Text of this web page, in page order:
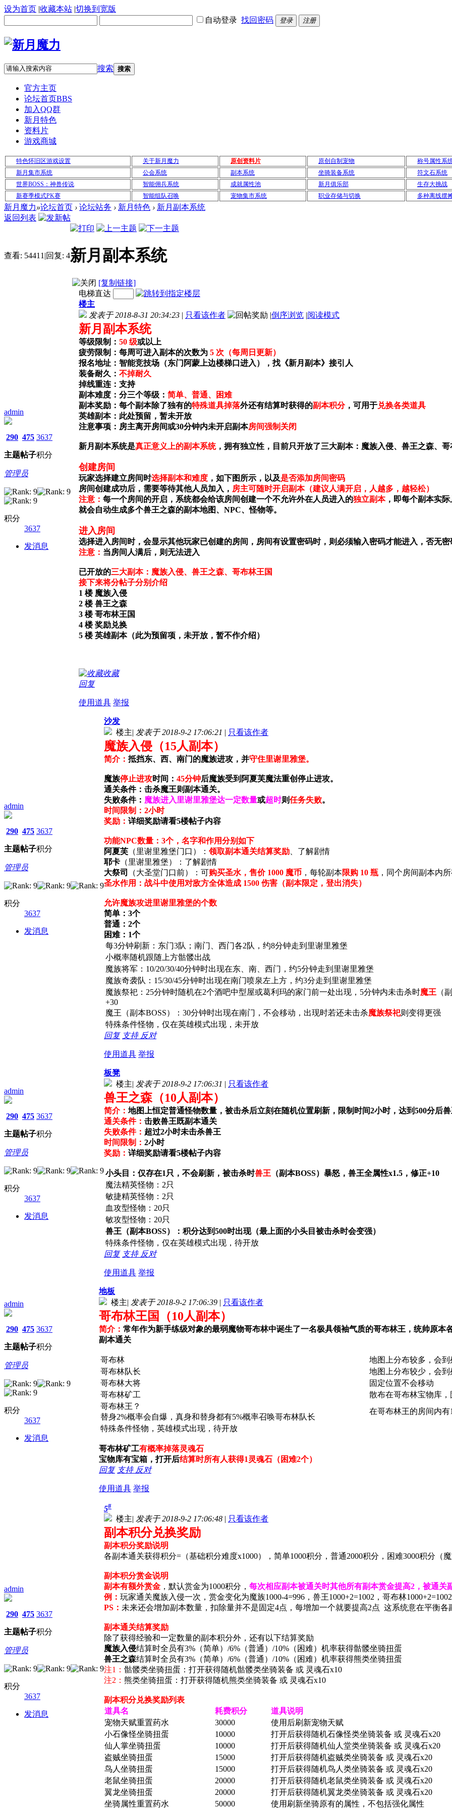
设为首页 |收藏本站 |切换到宽版
自动登录 找回密码 登录 注册
搜索 搜索
官方主页
论坛首页BBS
加入QQ群
新月特色
资料片
游戏商城
特色怀旧区游戏设置 关于新月魔力 原创资料片 原创自制宠物 称号属性系
新月集市系统
公会系统 副本系统 坐骑装备系统 符文石系统
世界BOSS：神兽传说
智能佣兵系统 成就属性池 新月俱乐部 生存大挑战
新赛季模式PK赛
智能组队召唤 宠物集市系统 职业存储与切换 多种离线摆
新月魔力»论坛首页 › 论坛站务 › 新月特色 › 新月副本系统
返回列表
查看: 54411 |回复: 4新月副本系统
[复制链接]
admin
290
主题
475
帖子
3637
积分
管理员
积分
3637
发消息
电梯直达
楼主
发表于 2018-8-31 20:34:23 | 只看该作者 |倒序浏览 |阅读模式
新月副本系统
等级限制： 50 级或以上
疲劳限制：每周可进入副本的次数为 5 次（每周日更新）
报名地址：智能竞技场（东门阿蒙上边楼梯口进入），找《新月副本》接引人
装备耐久： 不掉耐久
掉线重连：支持
副本难度：分三个等级： 简单、普通、困难
副本奖励：每个副本除了独有的特殊道具掉落外还有结算时获得的副本积分，可用于兑换各类道具
英雄副本：此处预留，暂未开放
注意事项：房主离开房间或30分钟内未开启副本房间强制关闭
新月副本系统是真正意义上的副本系统，拥有独立性，目前只开放了三大副本：魔族入侵、兽王之森、哥
创建房间
玩家选择建立房间时选择副本和难度 ，如下图所示，以及是否添加房间密码
房间创建成功后，需要等待其他人员加入， 房主可随时开启副本（建议人满开启，人越多，越轻松）
注意： 每一个房间的开启，系统都会给该房间创建一个不允许外在人员进入的独立副本，即每个副本实
就会自动生成多个兽王之森的副本地图、NPC、怪物等。
进入房间
选择进入房间时，会显示其他玩家已创建的房间，房间有设置密码时，则必须输入密码才能进入，否无密
注意： 当房间人满后，则无法进入
已开放的三大副本：魔族入侵、兽王之森、哥布林王国
接下来将分帖子分别介绍
1 楼 魔族入侵
2 楼 兽王之森
3 楼 哥布林王国
4 楼 奖励兑换
5 楼 英雄副本（此为预留项，未开放，暂不作介绍）
收藏
回复
使用道具 举报
admin
290
主题
475
帖子
3637
积分
管理员
积分
3637
发消息
沙发
楼主| 发表于 2018-9-2 17:06:21 | 只看该作者
魔族入侵（15人副本）
简介： 抵挡东、西、南门的魔族进攻，并守住里谢里雅堡。
魔族停止进攻时间： 45分钟后魔族受到阿夏芙魔法重创停止进攻。
通关条件：击杀魔王则副本通关。
失败条件： 魔族进入里谢里雅堡达一定数量或超时则任务失败。
时间限制：2小时
奖励： 详细奖励请看5楼帖子内容
功能NPC数量：3个，名字和作用分别如下
阿夏芙 （里谢里雅堡门口）： 领取副本通关结算奖励 、了解剧情
耶卡 （里谢里雅堡）：了解剧情
大祭司
（大圣堂门口前）：可购买圣水，售价 1000 魔币 ，每轮副本限购 10 瓶 ，同个房间副本内所
圣水作用：战斗中使用对敌方全体造成 1500 伤害（副本限定，登出消失）
允许魔族攻进里谢里雅堡的个数
简单：3个
普通：2个
困难：1个
每3分钟刷新：东门3队；南门、西门各2队，约8分钟走到里谢里雅堡
小概率随机跟随上方骷髅出战
魔族将军：10/20/30/40分钟时出现在东、南、西门，约5分钟走到里谢里雅堡
魔族奇袭队：15/30/45分钟时出现在南门喷泉左上方，约3分走到里谢里雅堡
魔族祭祀：25分钟时随机在2个酒吧中型屋或葛利玛的家门前一处出现，5分钟内未击杀时魔王 （
+30
魔王（副本BOSS）：30分钟时出现在南门，不会移动，出现时若还未击杀魔族祭祀则变得更强
特殊条件怪物，仅在英雄模式出现，未开放
回复 支持 反对
使用道具 举报
admin
290
主题
475
帖子
3637
积分
管理员
积分
3637
发消息
板凳
楼主| 发表于 2018-9-2 17:06:31 | 只看该作者
兽王之森（10人副本）
简介： 地图上恒定普通怪物数量，被击杀后立刻在随机位置刷新，限制时间2小时，达到500分后
通关条件： 击败兽王既副本通关
失败条件： 超过2小时未击杀兽王
时间限制： 2小时
奖励： 详细奖励请看5楼帖子内容
小头目：仅存在1只，不会刷新，被击杀时兽王 （副本BOSS）暴怒，兽王全属性x1.5，修正+10
魔法精英怪物：2只
敏捷精英怪物：2只
血攻型怪物：20只
敏攻型怪物：20只
兽王（副本BOSS）：积分达到500时出现（最上面的小头目被击杀时会变强）
特殊条件怪物，仅在英雄模式出现，待开放
回复 支持 反对
使用道具 举报
admin
290
主题
475
帖子
3637
积分
管理员
积分
3637
发消息
地板
楼主| 发表于 2018-9-2 17:06:39 | 只看该作者
哥布林王国（10人副本）
简介： 常年作为新手练级对象的最弱魔物哥布林中诞生了一名极具领袖气质的哥布林王，统帅原
副本通关
哥布林
地图上分布较多，会
哥布林队长
地图上分布较少，会
哥布林大将
固定位置不会移动
哥布林矿工
散布在哥布林宝物库
哥布林王？
替身2%概率会自爆，真身和替身都有5%概率召唤哥布林队长
在哥布林王的房间内
特殊条件怪物，英雄模式出现，待开放
哥布林矿工有概率掉落灵魂石
宝物库有宝箱，打开后结算时所有人获得1灵魂石（困难2个）
回复 支持 反对
使用道具 举报
admin
290
主题
475
帖子
3637
积分
管理员
积分
3637
发消息
5#
楼主| 发表于 2018-9-2 17:06:48 | 只看该作者
副本积分兑换奖励
副本积分奖励说明
各副本通关获得积分=（基础积分难度x1000），简单1000积分，普通2000积分，困难3000积分（魔
副本积分赏金说明
副本有额外赏金 ，默认赏金为1000积分， 每次相应副本被通关时其他所有副本赏金提高2，被通关
例： 玩家通关魔族入侵一次，赏金变化为魔族1000-4=996，兽王1000+2=1002，哥布林1000+2=1002
PS： 未来还会增加副本数量，扣除量并不是固定4点，每增加一个就要提高2点 这系统意在平衡各
副本通关结算奖励
除了获得经验和一定数量的副本积分外，还有以下结算奖励
魔族入侵结算时全员有3%（简单）/6%（普通）/10%（困难）机率获得骷髅坐骑扭蛋
兽王之森结算时全员有3%（简单）/6%（普通）/10%（困难）机率获得熊类坐骑扭蛋
注1： 骷髅类坐骑扭蛋：打开获得随机骷髅类坐骑装备 或 灵魂石x10
注2： 熊类坐骑扭蛋：打开获得随机熊类坐骑装备 或 灵魂石x10
副本积分兑换奖励列表
道具名
耗费积分
道具说明
宠物天赋重置药水
30000
使用后刷新宠物天赋
小石像怪坐骑扭蛋
10000
打开后获得随机石像怪类坐骑装备 或 灵魂石x20
仙人掌坐骑扭蛋
10000
打开后获得随机仙人堂类坐骑装备 或 灵魂石x20
盗贼坐骑扭蛋
15000
打开后获得随机盗贼类坐骑装备 或 灵魂石x20
鸟人坐骑扭蛋
15000
打开后获得随机鸟人类坐骑装备 或 灵魂石x20
老鼠坐骑扭蛋
20000
打开后获得随机老鼠类坐骑装备 或 灵魂石x20
翼龙坐骑扭蛋
20000
打开后获得随机翼龙类坐骑装备 或 灵魂石x20
坐骑属性重置药水
50000 使用刷新坐骑原有的属性，不包括强化属性